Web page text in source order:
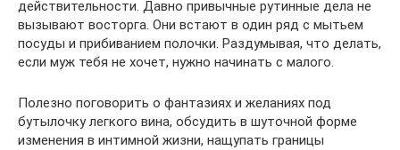
действительности. Давно привычные рутинные дела не
вызывают восторга. Они встают в один ряд с мытьем
посуды и прибиванием полочки. Раздумывая, что делать,
если муж тебя не хочет, нужно начинать с малого.
Полезно поговорить о фантазиях и желаниях под
бутылочку легкого вина, обсудить в шуточной форме
изменения в интимной жизни, нащупать границы